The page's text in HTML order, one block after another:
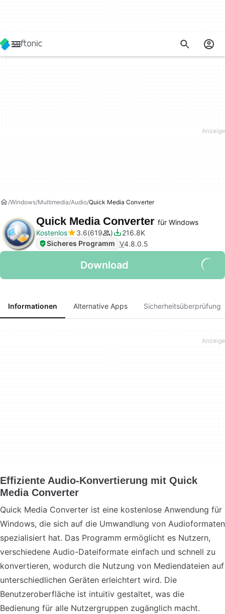
Windows Multimedia Audio Quick Media Converter
Quick Media Converter für Windows
Kostenlos
3.6 619
216.8K
Sicheres Programm V4.8.0.5
Download
Informationen Alternative Apps Sicherheitsüberprüfung
Effiziente Audio-Konvertierung mit Quick
Media Converter
Quick Media Converter ist eine kostenlose Anwendung für
Windows, die sich auf die Umwandlung von Audioformaten
spezialisiert hat. Das Programm ermöglicht es Nutzern,
verschiedene Audio-Dateiformate einfach und schnell zu
konvertieren, wodurch die Nutzung von Mediendateien auf
unterschiedlichen Geräten erleichtert wird. Die
Benutzeroberfläche ist intuitiv gestaltet, was die
Bedienung für alle Nutzergruppen zugänglich macht.